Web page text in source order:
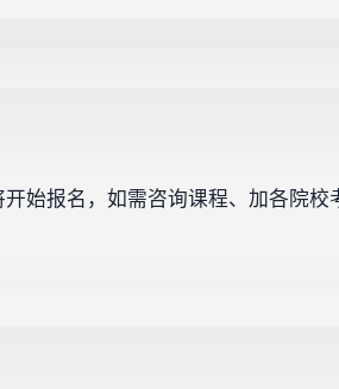
始报名，如需咨询课程、加各院